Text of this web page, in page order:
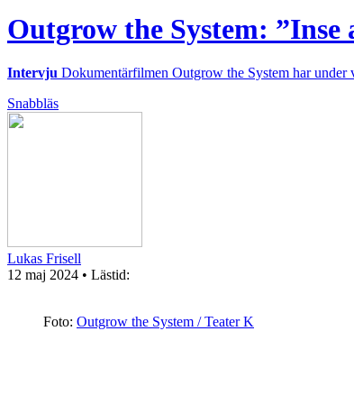
Outgrow the System:
Intervju Dokumentärfilmen Outgrow the System har under
Snabbläs
Lukas Frisell
12 maj 2024 • Lästid:
Foto: Outgrow the System / Teater K